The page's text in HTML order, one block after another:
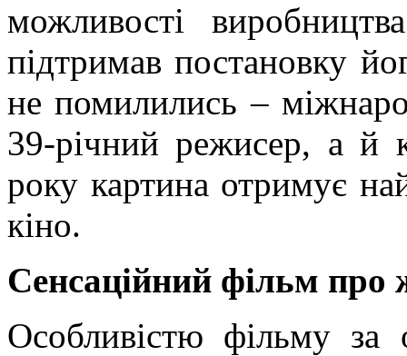
можливості
підтримав постановку
не помилились –
39-річний режисер, а й
року картина отримує
кіно.
Сенсаційний фільм про
Особливістю фільму